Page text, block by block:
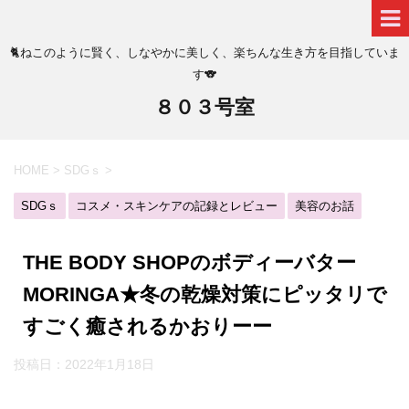
🐈ねこのように賢く、しなやかに美しく、楽ちんな生き方を目指していま
す🐨
８０３号室
HOME > SDGｓ >
SDGｓ コスメ・スキンケアの記録とレビュー 美容のお話
THE BODY SHOPのボディーバター
MORINGA★冬の乾燥対策にピッタリで
すごく癒されるかおりーー
投稿日： 2022年1月18日